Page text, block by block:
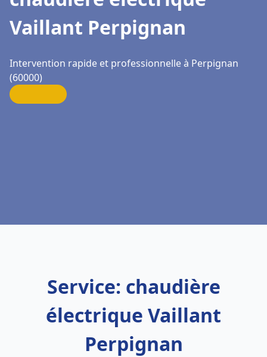
Vaillant Perpignan
Intervention rapide et professionnelle à Perpignan
(60000)
Service: chaudière
électrique Vaillant
Perpignan